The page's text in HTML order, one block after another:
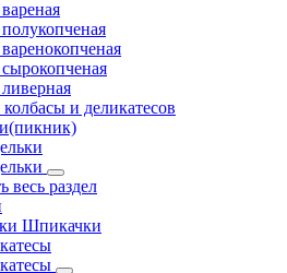
и деликатесов
весь раздел
Шпикачки